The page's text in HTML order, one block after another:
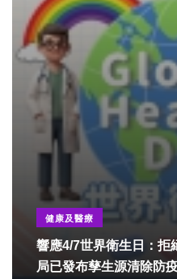
健康及醫療
響應4/7世界衛生日：拒
局已發布孳生源清除防